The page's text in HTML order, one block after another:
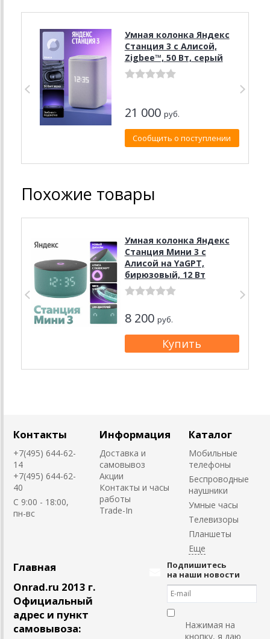
Умная колонка Яндекс
Станция 3 с Алисой,
Zigbee™, 50 Вт, серый
21 000 руб.
Сообщить о поступлении
Похожие товары
Умная колонка Яндекс
Станция Мини 3 с
Алисой на YaGPT,
бирюзовый, 12 Вт
8 200 руб.
Контакты
+7(495) 644-62-
14
+7(495) 644-62-
40
C 9:00 - 18:00,
пн-вс
Информация
Доставка и
самовывоз
Акции
Контакты и часы
работы
Trade-In
Каталог
Мобильные
телефоны
Беспроводные
наушники
Умные часы
Телевизоры
Планшеты
Главная
Onrad.ru 2013 г.
Официальный
адрес и пункт
самовывоза:
Подпишитесь
на наши новости
Нажимая на
кнопку, я даю